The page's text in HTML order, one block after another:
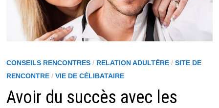
CONSEILS RENCONTRES/ RELATION ADULTÈRE/ SITE DE
RENCONTRE/ VIE DE CÉLIBATAIRE
Avoir du succès avec les